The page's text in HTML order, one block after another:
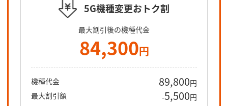
5G機種変更おトク割
最大割引後の機種代金
84,300円
機種代金 89,800円
最大割引額
-5,500円